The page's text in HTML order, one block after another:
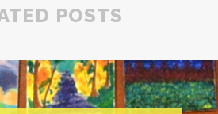
POSTS